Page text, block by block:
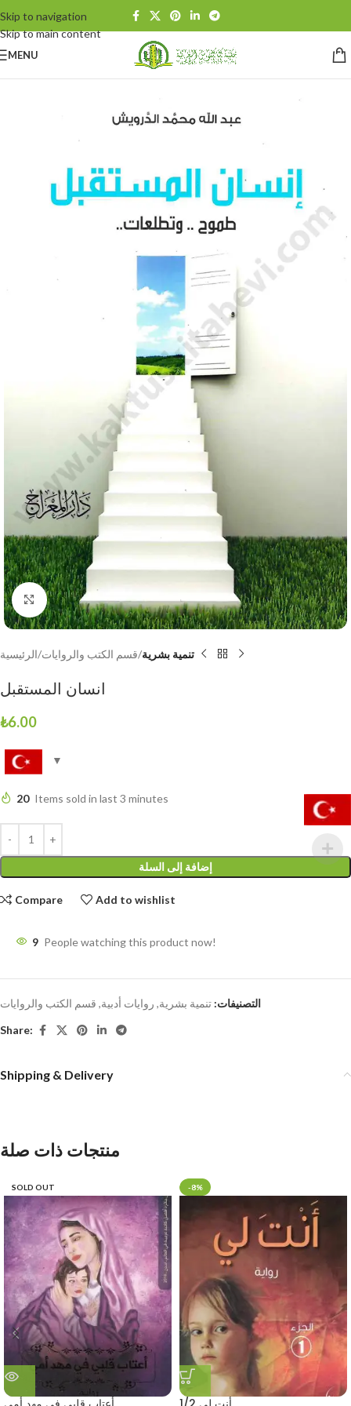
Skip to navigation
Skip to main content
MENU
Click to enlarge
الرئيسية قسم الكتب والروايات تنمية بشرية
انسان المستقبل
₺6.00
20 Items sold in last 3 minutes
إضافة إلى السلة
Compare Add to wishlist
9 People watching this product now!
التصنيفات: تنمية بشرية, روايات أدبية, قسم الكتب والروايات
Share:
Shipping & Delivery
منتجات ذات صلة
SOLD OUT -8%